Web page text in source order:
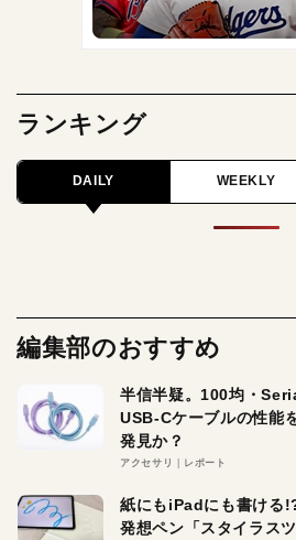
ランキング
DAILY WEEKLY
編集部のおすすめ
半信半疑。100均・
USB-Cケーブルの性能
発見か？
アクセサリ レポート
紙にもiPadにも書ける
発想ペン「スタイラス